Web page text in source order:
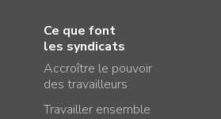
Ce que font
les syndicats
Accroître le pouvoir
des travailleurs
Travailler ensemble